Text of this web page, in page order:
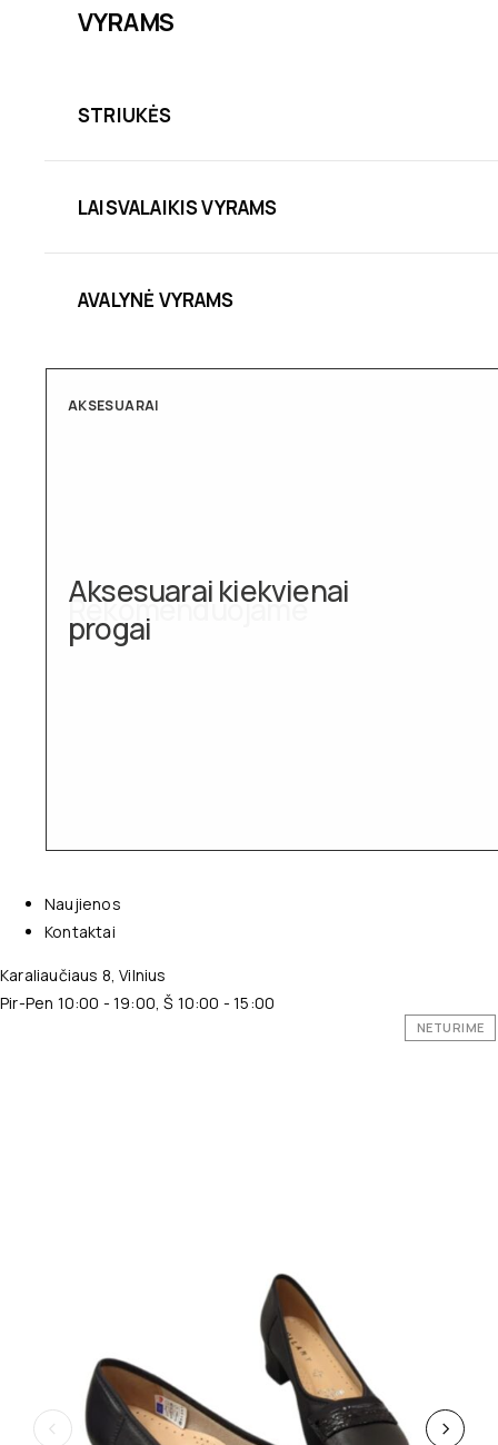
VYRAMS
STRIUKĖS
LAISVALAIKIS VYRAMS
AVALYNĖ VYRAMS
AKSESUARAI
Aksesuarai kiekvienai
progai
Naujienos
Kontaktai
Karaliaučiaus 8, Vilnius
Pir-Pen 10:00 - 19:00, Š 10:00 - 15:00
NETURIME